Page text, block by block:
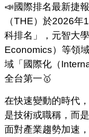
📣國際排名最新捷
（THE）於2026年
科排名」，元智大
Economics）等領
域「國際化（
全台第一🥇
在快速變動的時代
是技術或職稱，而
面對產業趨勢加速